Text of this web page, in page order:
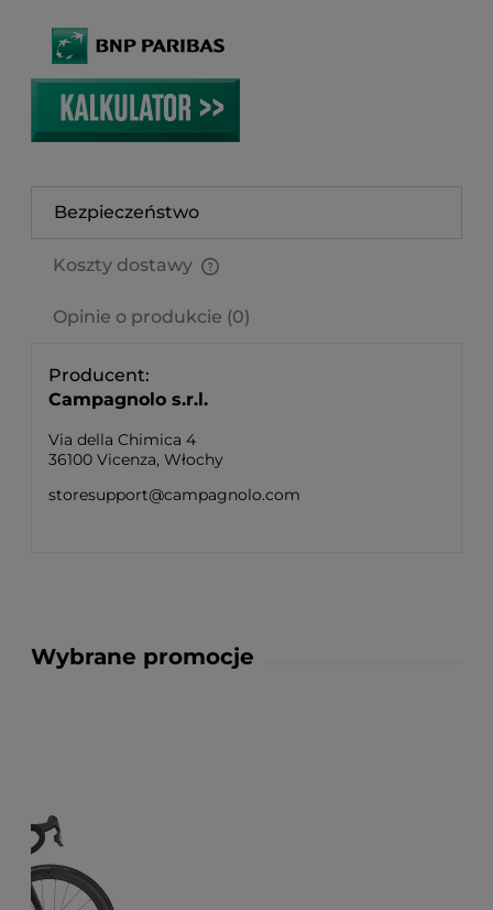
Bezpieczeństwo
Koszty dostawy
Opinie o produkcie (0)
Producent
Campagnolo s.r.l.
Via della Chimica 4
36100 Vicenza, Włochy
storesupport@campagnolo.com
Wybrane promocje